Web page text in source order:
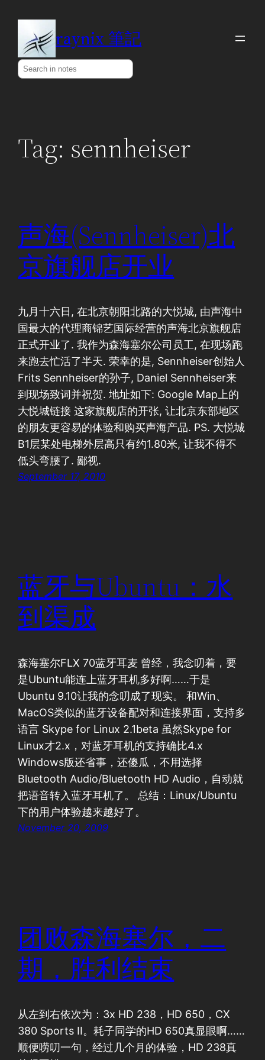
content
raynix 筆記
Search
Tag: sennheiser
声海(Sennheiser)北
京旗舰店开业
九月十六日, 在北京朝阳北路的大悦城, 由声海中
国最大的代理商锦艺国际经营的声海北京旗舰店
正式开业了. 我作为森海塞尔公司员工, 在现场跑
来跑去忙活了半天. 荣幸的是, Sennheiser创始人
Frits Sennheiser的孙子, Daniel Sennheiser来
到现场致词并祝贺. 地址如下: Google Map上的
大悦城链接 这家旗舰店的开张, 让北京东部地区
的朋友更容易的体验和购买声海产品. PS. 大悦城
B1层某处电梯外层高只有约1.80米, 让我不得不
低头弯腰了. 鄙视.
September 17, 2010
蓝牙与Ubuntu：水
到渠成
森海塞尔FLX 70蓝牙耳麦 曾经，我念叨着，要
是Ubuntu能连上蓝牙耳机多好啊……于是
Ubuntu 9.10让我的念叨成了现实。 和Win、
MacOS类似的蓝牙设备配对和连接界面，支持多
语言 Skype for Linux 2.1beta 虽然Skype for
Linux才2.x，对蓝牙耳机的支持确比4.x
Windows版还省事，还傻瓜，不用选择
Bluetooth Audio/Bluetooth HD Audio，自动就
把语音转入蓝牙耳机了。 总结：Linux/Ubuntu
下的用户体验越来越好了。
November 20, 2009
团败森海塞尔，二
期，胜利结束
从左到右依次为：3x HD 238，HD 650，CX
380 Sports II。耗子同学的HD 650真显眼啊……
顺便唠叨一句，经过几个月的体验，HD 238真